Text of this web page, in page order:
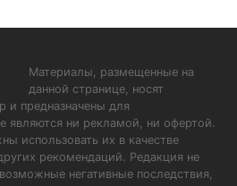
Материалы, размещенные на
данной странице, носят
и предназначены для
являются ни рекламой, ни офертой.
использовать их в качестве
рекомендаций. Редакция не
негативные последствия,